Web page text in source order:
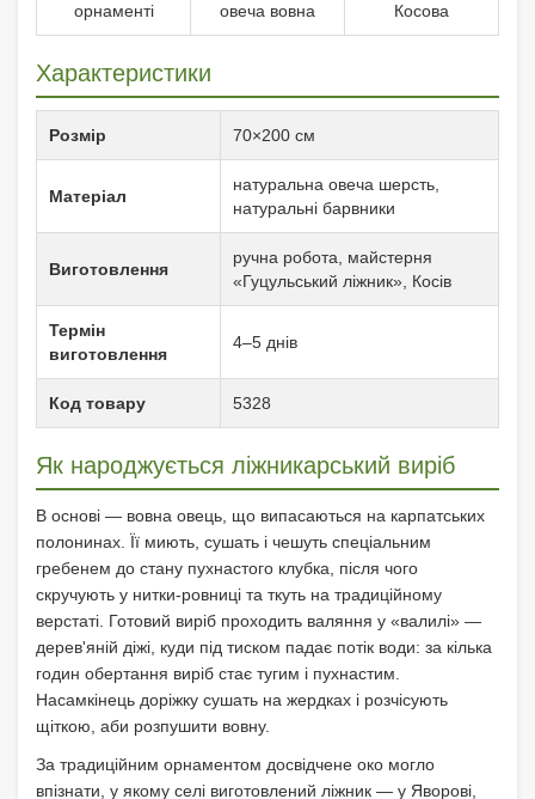
орнаменті
овеча вовна
Косова
Характеристики
Розмір 70×200 см
Матеріал
натуральна овеча шерсть,
натуральні барвники
Виготовлення
ручна робота, майстерня
«Гуцульський ліжник», Косів
Термін
виготовлення
4–5 днів
Код товару 5328
Як народжується ліжникарський виріб
В основі — вовна овець, що випасаються на карпатських
полонинах. Її миють, сушать і чешуть спеціальним
гребенем до стану пухнастого клубка, після чого
скручують у нитки-ровниці та ткуть на традиційному
верстаті. Готовий виріб проходить валяння у «валилі» —
дерев'яній діжі, куди під тиском падає потік води: за кілька
годин обертання виріб стає тугим і пухнастим.
Насамкінець доріжку сушать на жердках і розчісують
щіткою, аби розпушити вовну.
За традиційним орнаментом досвідчене око могло
впізнати, у якому селі виготовлений ліжник — у Яворові,